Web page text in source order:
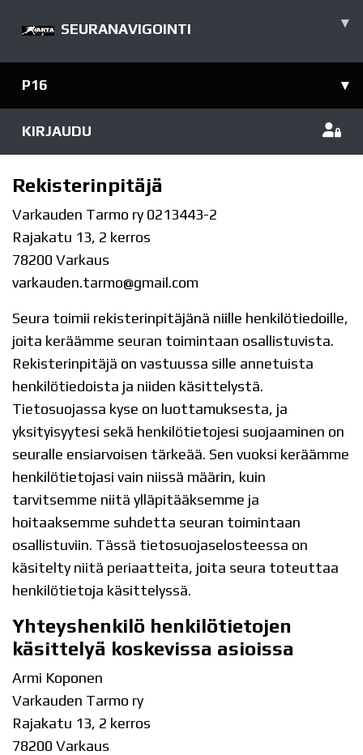
SEURANAVIGOINTI ▾
P16 ▾
KIRJAUDU
Rekisterinpitäjä
Varkauden Tarmo ry 0213443-2
Rajakatu 13, 2 kerros
78200 Varkaus
varkauden.tarmo@gmail.com
Seura toimii rekisterinpitäjänä niille henkilötiedoille,
joita keräämme seuran toimintaan osallistuvista.
Rekisterinpitäjä on vastuussa sille annetuista
henkilötiedoista ja niiden käsittelystä.
Tietosuojassa kyse on luottamuksesta, ja
yksityisyytesi sekä henkilötietojesi suojaaminen on
seuralle ensiarvoisen tärkeää. Sen vuoksi keräämme
henkilötietojasi vain niissä määrin, kuin
tarvitsemme niitä ylläpitääksemme ja
hoitaaksemme suhdetta seuran toimintaan
osallistuviin. Tässä tietosuojaselosteessa on
käsitelty niitä periaatteita, joita seura toteuttaa
henkilötietoja käsittelyssä.
Yhteyshenkilö henkilötietojen
käsittelyä koskevissa asioissa
Armi Koponen
Varkauden Tarmo ry
Rajakatu 13, 2 kerros
78200 Varkaus